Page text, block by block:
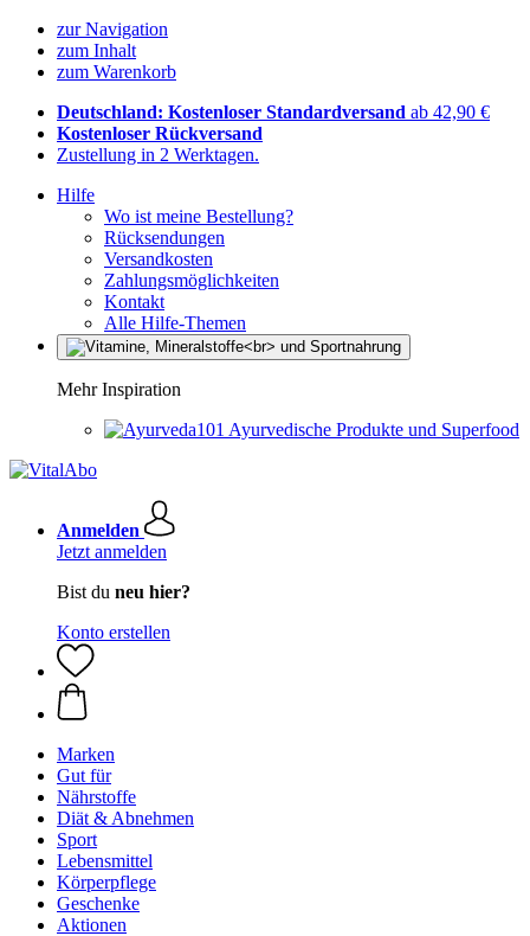
zur Navigation
zum Inhalt
zum Warenkorb
Deutschland: Kostenloser Standardversand ab 42,90 €
Kostenloser Rückversand
Zustellung in 2 Werktagen.
Hilfe
Wo ist meine Bestellung?
Rücksendungen
Versandkosten
Zahlungsmöglichkeiten
Kontakt
Alle Hilfe-Themen
Mehr Inspiration
Ayurvedische Produkte und Superfood
Anmelden
Jetzt anmelden
Bist du neu hier?
Konto erstellen
Marken
Gut für
Nährstoffe
Diät & Abnehmen
Sport
Lebensmittel
Körperpflege
Geschenke
Aktionen